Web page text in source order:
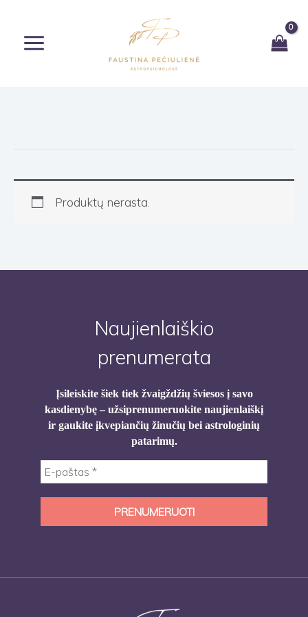
turinio
Produktų nerasta.
Naujienlaiškio
prenumerata
Įsileiskite šiek tiek žvaigždžių šviesos į savo
kasdienybę – užsiprenumeruokite naujienlaiškį
ir gaukite įkvepiančių žinučių bei astrologinių
patarimų.